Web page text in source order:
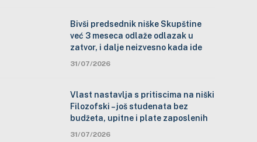
Bivši predsednik niške Skupštine
već 3 meseca odlaže odlazak u
zatvor, i dalje neizvesno kada ide
31/07/2026
Vlast nastavlja s pritiscima na niški
Filozofski – još studenata bez
budžeta, upitne i plate zaposlenih
31/07/2026